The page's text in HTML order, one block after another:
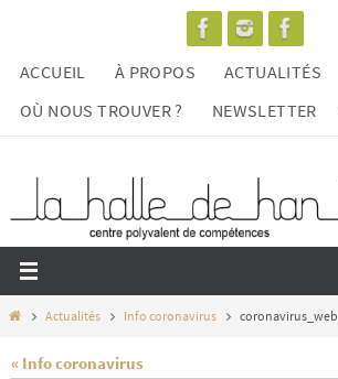
contenu
ACCUEIL À PROPOS
ACTUALITÉS
OÙ NOUS TROUVER ?
NEWSLETTER
HomeActualités Info coronavirus coronavirus_web
« Info coronavirus